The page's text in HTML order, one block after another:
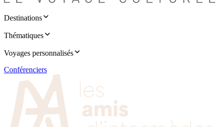
Destinations
Thématiques
Voyages personnalisés
Conférenciers